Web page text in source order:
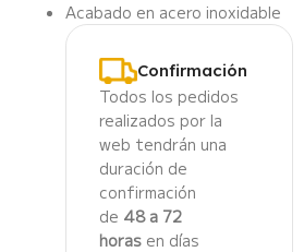
Acabado en acero inoxidable
Confirmación
Todos los pedidos
realizados por la
web tendrán una
duración de
confirmación
de 48 a 72
horasen días